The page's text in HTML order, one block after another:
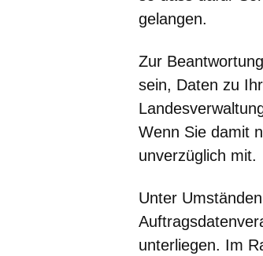
gelangen.
Zur
sein, Daten zu
Wenn Sie damit
unverzüglich mit.
Unter
unterliegen. Im